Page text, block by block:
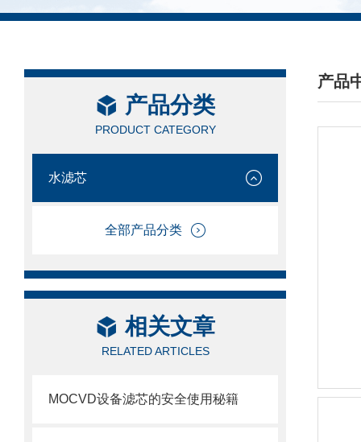
产品分类
PRODUCT CATEGORY
水滤芯
全部产品分类
相关文章
RELATED ARTICLES
MOCVD设备滤芯的安全使用秘籍
产品
/